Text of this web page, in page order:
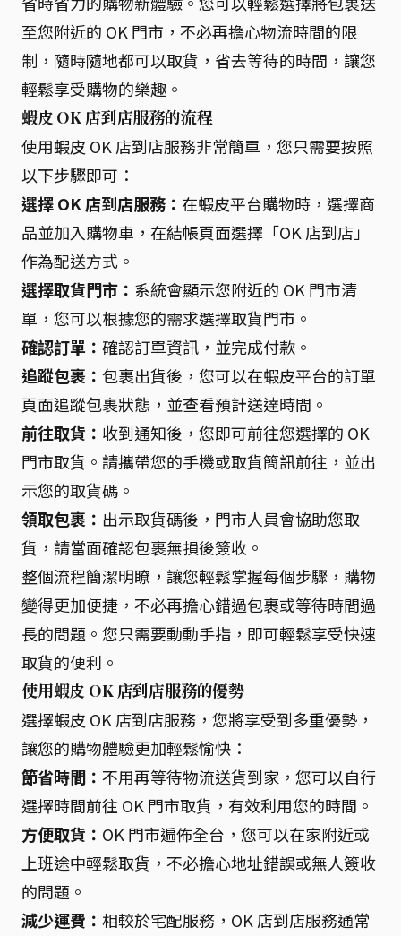
至您附近的 OK 門市，不必再擔心物流時間的限
制，隨時隨地都可以取貨，省去等待的時間，讓您
輕鬆享受購物的樂趣。
蝦皮 OK 店到店服務的流程
使用蝦皮 OK 店到店服務非常簡單，您只需要按照
以下步驟即可：
選擇 OK 店到店服務： 在蝦皮平台購物時，選擇商
品並加入購物車，在結帳頁面選擇「OK 店到店」
作為配送方式。
選擇取貨門市： 系統會顯示您附近的 OK 門市清
單，您可以根據您的需求選擇取貨門市。
確認訂單： 確認訂單資訊，並完成付款。
追蹤包裹： 包裹出貨後，您可以在蝦皮平台的訂單
頁面追蹤包裹狀態，並查看預計送達時間。
前往取貨： 收到通知後，您即可前往您選擇的 OK
門市取貨。請攜帶您的手機或取貨簡訊前往，並出
示您的取貨碼。
領取包裹： 出示取貨碼後，門市人員會協助您取
貨，請當面確認包裹無損後簽收。
整個流程簡潔明瞭，讓您輕鬆掌握每個步驟，購物
變得更加便捷，不必再擔心錯過包裹或等待時間過
長的問題。您只需要動動手指，即可輕鬆享受快速
取貨的便利。
使用蝦皮 OK 店到店服務的優勢
選擇蝦皮 OK 店到店服務，您將享受到多重優勢，
讓您的購物體驗更加輕鬆愉快：
節省時間： 不用再等待物流送貨到家，您可以自行
選擇時間前往 OK 門市取貨，有效利用您的時間。
方便取貨： OK 門市遍佈全台，您可以在家附近或
上班途中輕鬆取貨，不必擔心地址錯誤或無人簽收
的問題。
減少運費： 相較於宅配服務，OK 店到店服務通常